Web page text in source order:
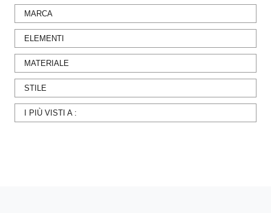
MARCA
ELEMENTI
MATERIALE
STILE
I PIÙ VISTI A :